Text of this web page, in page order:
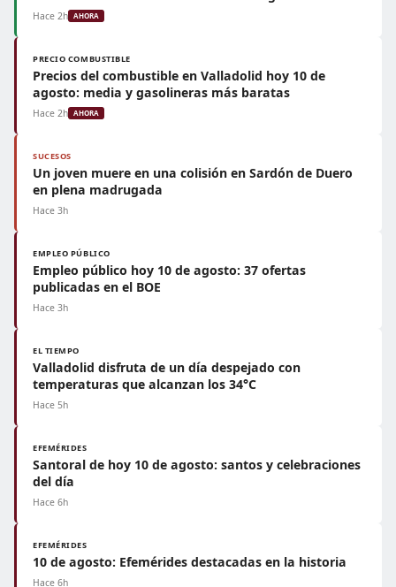
Hace 2h AHORA
PRECIO COMBUSTIBLE
Precios del combustible en Valladolid hoy 10 de
agosto: media y gasolineras más baratas
Hace 2h AHORA
SUCESOS
Un joven muere en una colisión en Sardón de Duero
en plena madrugada
Hace 3h
EMPLEO PÚBLICO
Empleo público hoy 10 de agosto: 37 ofertas
publicadas en el BOE
Hace 3h
EL TIEMPO
Valladolid disfruta de un día despejado con
temperaturas que alcanzan los 34°C
Hace 5h
EFEMÉRIDES
Santoral de hoy 10 de agosto: santos y celebraciones
del día
Hace 6h
EFEMÉRIDES
10 de agosto: Efemérides destacadas en la historia
Hace 6h